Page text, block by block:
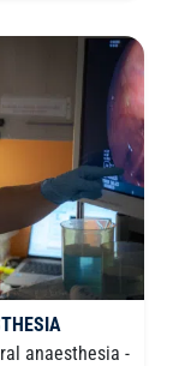
anaesthesia -